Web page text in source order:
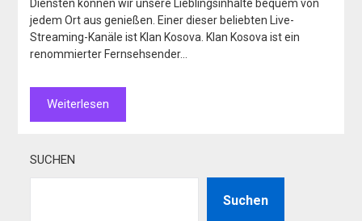
Diensten können wir unsere Lieblingsinhalte bequem von
jedem Ort aus genießen. Einer dieser beliebten Live-
Streaming-Kanäle ist Klan Kosova. Klan Kosova ist ein
renommierter Fernsehsender…
Weiterlesen
SUCHEN
Suchen